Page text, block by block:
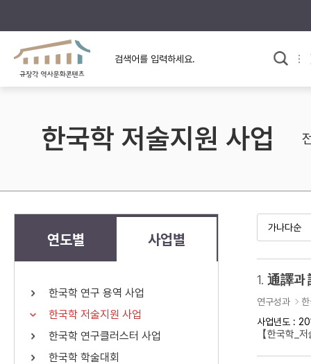
규장각의 어제와 오늘
규장각 소개영상
사료와 문학으로 본
고대
고려
조선 후기
근대
검색 연산자 사용안내
연산자
AND
한국학 저술지원 사업
연도별 사업별
한국학 연구 용역 사업
한국학 저술지원 사업
한국학 연구클러스터 사업
한국학 학술대회
1. 通譯과
연구성과
사업년도 :
【한국학